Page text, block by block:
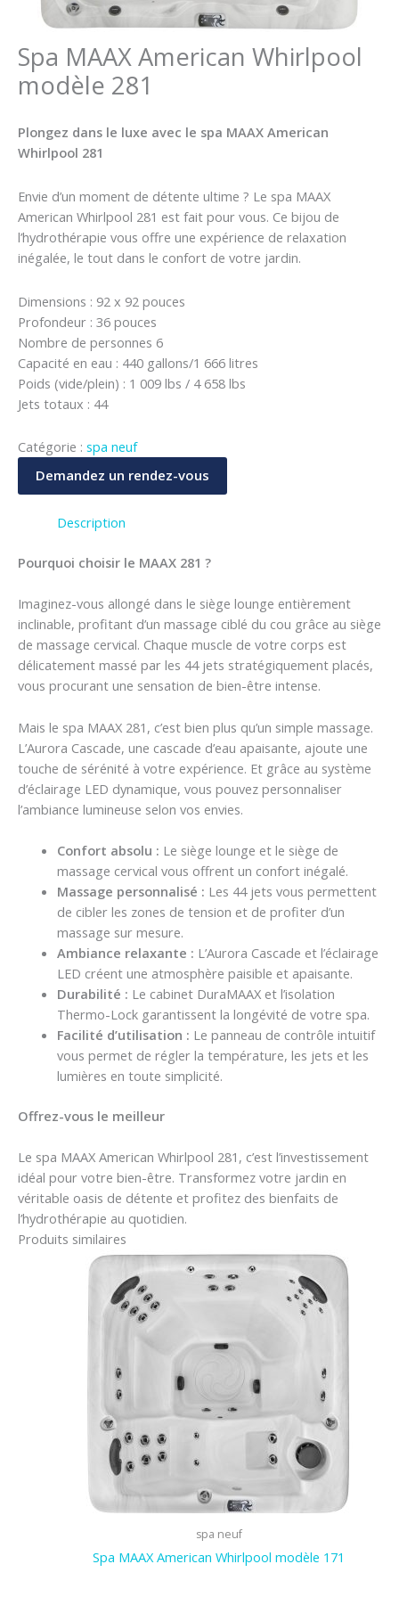
Spa MAAX American Whirlpool
modèle 281
Plongez dans le luxe avec le spa MAAX American
Whirlpool 281
Envie d’un moment de détente ultime ? Le spa MAAX
American Whirlpool 281 est fait pour vous. Ce bijou de
l’hydrothérapie vous offre une expérience de relaxation
inégalée, le tout dans le confort de votre jardin.
Dimensions : 92 x 92 pouces
Profondeur : 36 pouces
Nombre de personnes 6
Capacité en eau : 440 gallons/1 666 litres
Poids (vide/plein) : 1 009 lbs / 4 658 lbs
Jets totaux : 44
Catégorie : spa neuf
Demandez un rendez-vous
Description
Pourquoi choisir le MAAX 281 ?
Imaginez-vous allongé dans le siège lounge entièrement
inclinable, profitant d’un massage ciblé du cou grâce au siège
de massage cervical. Chaque muscle de votre corps est
délicatement massé par les 44 jets stratégiquement placés,
vous procurant une sensation de bien-être intense.
Mais le spa MAAX 281, c’est bien plus qu’un simple massage.
L’Aurora Cascade, une cascade d’eau apaisante, ajoute une
touche de sérénité à votre expérience. Et grâce au système
d’éclairage LED dynamique, vous pouvez personnaliser
l’ambiance lumineuse selon vos envies.
Confort absolu : Le siège lounge et le siège de
massage cervical vous offrent un confort inégalé.
Massage personnalisé : Les 44 jets vous permettent
de cibler les zones de tension et de profiter d’un
massage sur mesure.
Ambiance relaxante : L’Aurora Cascade et l’éclairage
LED créent une atmosphère paisible et apaisante.
Durabilité : Le cabinet DuraMAAX et l’isolation
Thermo-Lock garantissent la longévité de votre spa.
Facilité d’utilisation : Le panneau de contrôle intuitif
vous permet de régler la température, les jets et les
lumières en toute simplicité.
Offrez-vous le meilleur
Le spa MAAX American Whirlpool 281, c’est l’investissement
idéal pour votre bien-être. Transformez votre jardin en
véritable oasis de détente et profitez des bienfaits de
l’hydrothérapie au quotidien.
Produits similaires
spa neuf
Spa MAAX American Whirlpool modèle 171